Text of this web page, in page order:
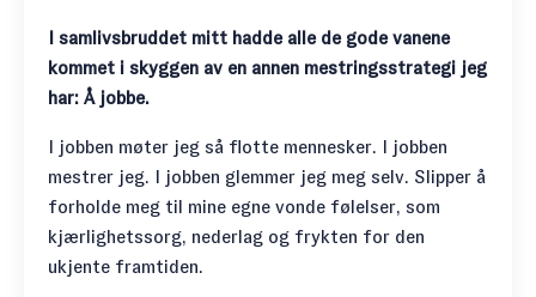
I samlivsbruddet mitt hadde alle de gode vanene
kommet i skyggen av en annen mestringsstrategi jeg
har: Å jobbe.
I jobben møter jeg så flotte mennesker. I jobben
mestrer jeg. I jobben glemmer jeg meg selv. Slipper å
forholde meg til mine egne vonde følelser, som
kjærlighetssorg, nederlag og frykten for den
ukjente framtiden.